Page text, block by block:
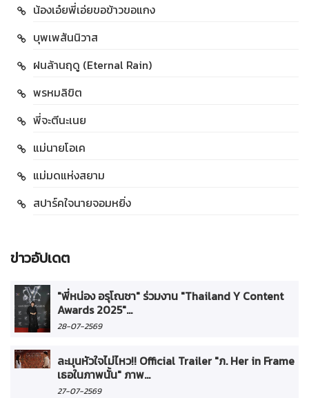
น้องเอ๋ยพี่เอ่ยขอข้าวขอแกง
บุพเพสันนิวาส
ฝนล้านฤดู (Eternal Rain)
พรหมลิขิต
พี่จะตีนะเนย
แม่นายโอเค
แม่มดแห่งสยาม
สปาร์คใจนายจอมหยิ่ง
ข่าวอัปเดต
"พี่หน่อง อรุโณชา" ร่วมงาน "Thailand Y Content
Awards 2025"...
28-07-2569
ละมุนหัวใจไม่ไหว!! Official Trailer "ภ. Her in Frame
เธอในภาพนั้น" ภาพ...
27-07-2569